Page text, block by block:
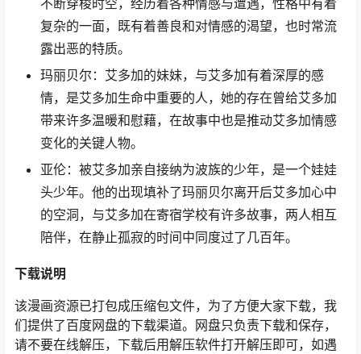
不断穿梭时空，经历着各种情感与遭遇，性格中有着
复杂的一面，既有着善良和对情感的渴望，也时常流
露出恶的特质。
玛丽贝尔：艾多加的妹妹，与艾多加有着深厚的感
情，是艾多加生命中重要的人，她的存在曾给艾多加
带来许多温暖和慰藉，在故事中也是推动艾多加情感
变化的关键人物。
亚伦：被艾多加亲自接纳为波族的少年，是一个娃娃
头少年。他的出现填补了玛丽贝尔离开后艾多加心中
的空洞，与艾多加在寄宿学校有许多故事，两人相互
陪伴，在静止孤寂的时间中同度过了几百年。
下载说明
该漫画资源已打包成压缩包文件，为了方便大家下载，我
们提供了百度网盘的下载渠道。网盘只负责下载和保存，
请不要在线解压，下载后用解压软件打开解压即可，如遇